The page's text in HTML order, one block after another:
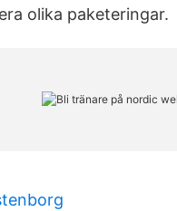
olika paketeringar.